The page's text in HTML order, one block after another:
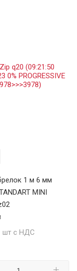
1 м 6 мм
MINI
шт с НДС